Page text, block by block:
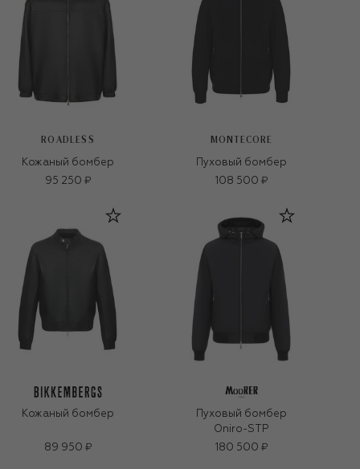
ROADLESS
Кожаный бомбер
95 250 ₽
MONTECORE
Пуховый бомбер
108 500 ₽
Кожаный бомбер
89 950 ₽
Пуховый бомбер
Oniro-STP
180 500 ₽